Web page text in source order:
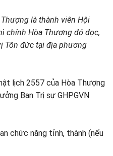
là thành viên Hội
chính Hòa Thượng đó đọc,
Tôn đức tại địa phương
lịch 2557 của Hòa Thượng
Ban Trị sự GHPGVN
chức năng tỉnh, thành (nếu